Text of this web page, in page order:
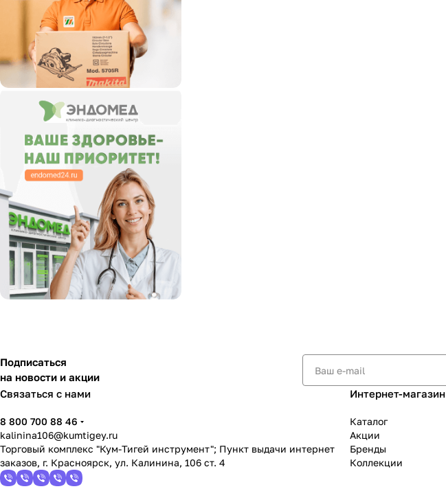
Подписаться
на новости и акции
Связаться с нами
8 800 700 88 46
kalinina106@kumtigey.ru
Торговый комплекс "Кум-Тигей инструмент"; Пункт выдачи интернет
заказов, г. Красноярск, ул. Калинина, 106 ст. 4
Интернет-магазин
Каталог
Акции
Бренды
Коллекции